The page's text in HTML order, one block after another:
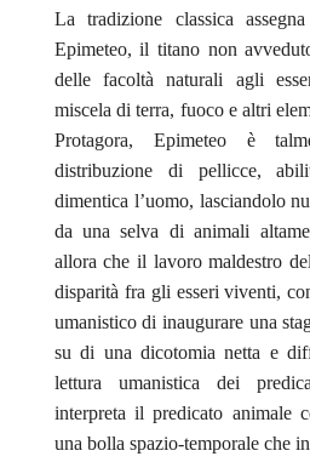
La tradizione classica
Epimeteo, il titano non
delle facoltà naturali agli
miscela di terra, fuoco e altri
Protagora, Epimeteo è
distribuzione di pellicce,
dimentica l’uomo, lasciandolo
da una selva di animali
allora che il lavoro maldestro
disparità fra gli esseri viventi,
umanistico di inaugurare una
su di una dicotomia netta e
lettura umanistica dei
interpreta il predicato animale
una bolla spazio-temporale che